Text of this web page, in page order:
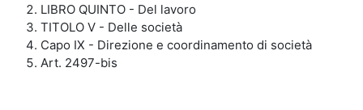
LIBRO QUINTO - Del lavoro
TITOLO V - Delle società
Capo IX - Direzione e coordinamento di società
Art. 2497-bis